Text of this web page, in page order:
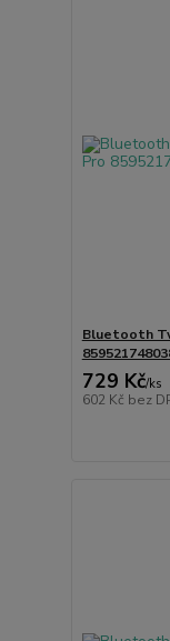
Bluetooth
729 Kč/ks
602 Kč bez